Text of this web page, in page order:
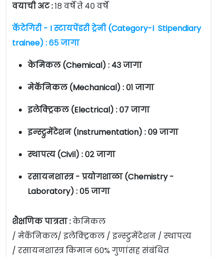
वयाची अट :१८ वर्षे ते ४० वर्षे
कॅटेगिरी - I स्टायपेंडरी ट्रेनी (Category-I Stipendiary
trainee) : ६५ जागा
केमिकल (Chemical) : ४३ जागा
मेकॅनिकल (Mechanical) : ०१ जागा
इलेक्ट्रिकल (Electrical) : ०७ जागा
इन्स्ट्रुमेंटेशन (Instrumentation) : ०९ जागा
स्थापत्य (Civil) : ०२ जागा
रसायनशास्त्र - प्रयोगशाळा (Chemistry -
Laboratory) : ०५ जागा
शैक्षणिक पात्रता :केमिकल
/ मेकॅनिकल/ इलेक्ट्रिकल / इन्स्ट्रुमेंटेशन / स्थापत्य
/ रसायनशास्त्र किमान ६०% गुणांसह संबंधित